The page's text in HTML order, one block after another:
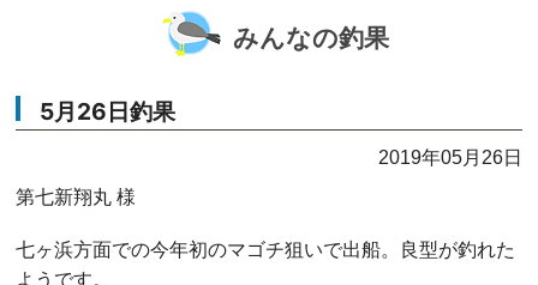
みんなの釣果
5月26日釣果
2019年05月26日
第七新翔丸 様
七ヶ浜方面での今年初のマゴチ狙いで出船。良型が釣れた
ようです。